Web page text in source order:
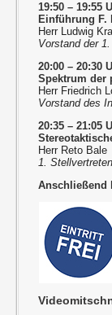
19:50 – 19:55
Einführung F.
Herr Ludwig
Vorstand der
20:00 – 20:30
Spektrum der
Herr Friedrich
Vorstand des
20:35 – 21:05
Herr Reto Bale
1.
Anschließend